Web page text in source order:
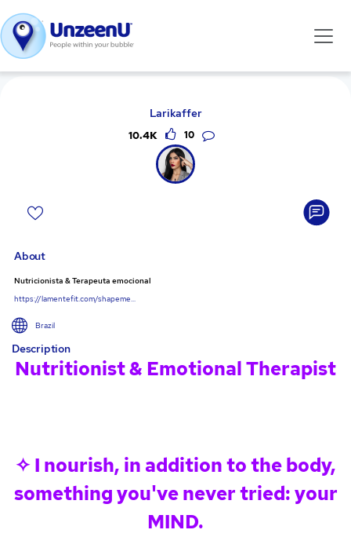
Larikaffer
10.4K 10
About
Nutricionista & Terapeuta emocional
https://lamentefit.com/shapeme...
Brazil
Description
Nutritionist & Emotional Therapist
✧ I nourish, in addition to the body,
something you've never tried: your
MIND.